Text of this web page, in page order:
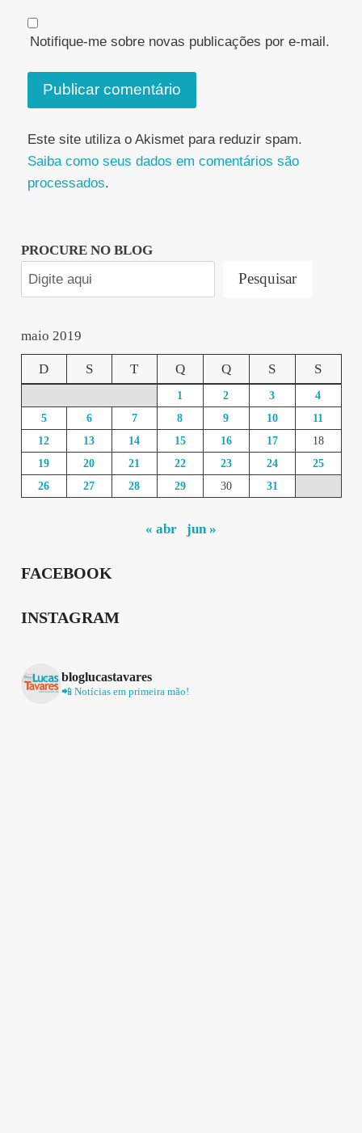
Notifique-me sobre novas publicações por e-mail.
Este site utiliza o Akismet para reduzir spam.
Saiba como seus dados em comentários são
processados.
PROCURE NO BLOG
Pesquisar
maio 2019
D S T Q Q S S
1 2 3
4
5
6 7 8 9 10
11
12
13 14 15 16 17
18
19
20 21 22 23 24
25
26
27 28 29 30 31
« abr jun »
FACEBOOK
INSTAGRAM
bloglucastavares
📲 Notícias em primeira mão!